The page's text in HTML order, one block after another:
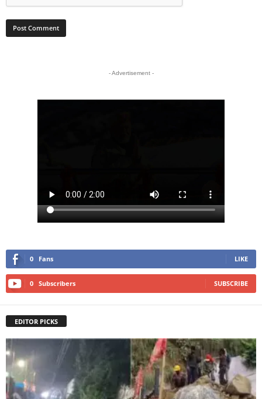
- Advertisement -
0 Fans LIKE
0 Subscribers SUBSCRIBE
EDITOR PICKS